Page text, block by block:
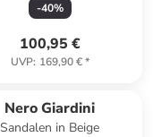
-40%
100,95 €
UVP: 169,90 €*
Nero Giardini
Sandalen in Beige